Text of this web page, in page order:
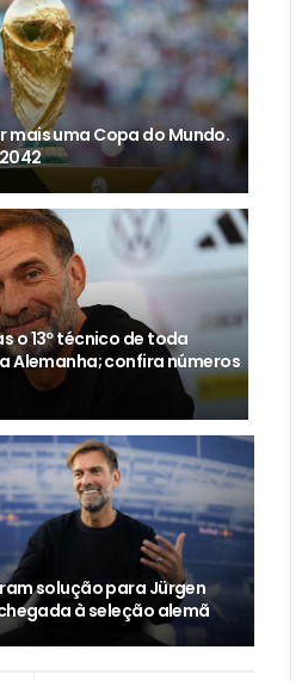
mais uma Copa do Mundo.
o 13º técnico de toda
Alemanha; confira números
solução para Jürgen
à seleção alemã